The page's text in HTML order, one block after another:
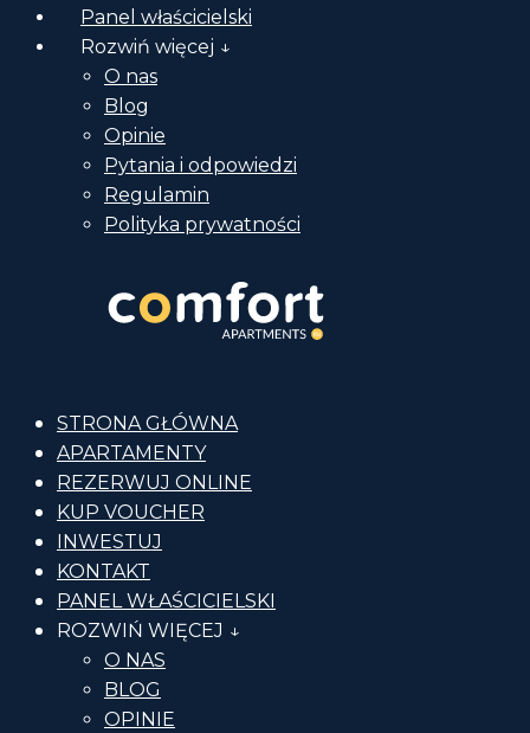
Panel właścicielski
Rozwiń więcej ↓
O nas
Blog
Opinie
Pytania i odpowiedzi
Regulamin
Polityka prywatności
STRONA GŁÓWNA
APARTAMENTY
REZERWUJ ONLINE
KUP VOUCHER
INWESTUJ
KONTAKT
PANEL WŁAŚCICIELSKI
ROZWIŃ WIĘCEJ ↓
O NAS
BLOG
OPINIE